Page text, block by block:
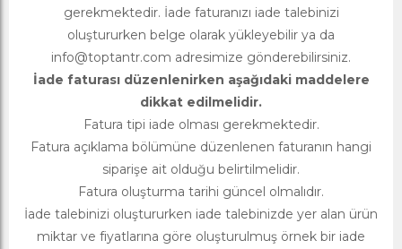
gerekmektedir. İade faturanızı iade talebinizi
oluştururken belge olarak yükleyebilir ya da
info@toptantr.com adresimize gönderebilirsiniz.
İade faturası düzenlenirken aşağıdaki maddelere
dikkat edilmelidir.
Fatura tipi iade olması gerekmektedir.
Fatura açıklama bölümüne düzenlenen faturanın hangi
siparişe ait olduğu belirtilmelidir.
Fatura oluşturma tarihi güncel olmalıdır.
İade talebinizi oluştururken iade talebinizde yer alan ürün
miktar ve fiyatlarına göre oluşturulmuş örnek bir iade